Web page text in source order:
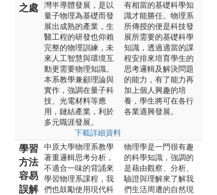
之處
灣半導體發展，是以
量子物理為基礎而發
展出成熟的產業，生
醫工程的研發也仰賴
完整的物理訓練，未
來人工智慧與環境互
動更需要物理知識。
本系教學兼顧理論與
實作，強調在量子科
技、光電材料等應
用，鏈結產業，利於
多元職涯發展。
下載詳細資料
有相當的基礎科學知
識才能勝任。物理系
所傳授的便是科技發
展所需要的基礎科學
知識，透過適當的課
程安排來培育學生的
思考邏輯及解決問題
的能力，有了能力再
加上個人興趣的培
養，學生將可在各行
各業適興發展。
學習
方法
容易
誤解
中原大學物理系教學
著重邏輯思考分析，
不適合一味的背誦來
學習物理系課程，我
們也鼓勵使用現代科
物理學是一門很有趣
的科學知識，強調的
是藉由觀察、分析、
驗證與理解來了解我
們生活周遭的自然現